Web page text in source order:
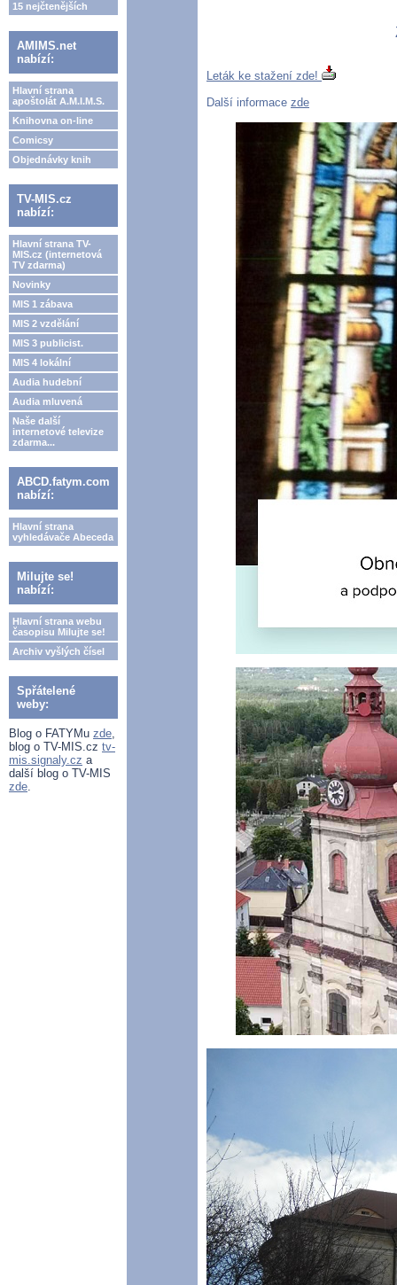
15 nejčtenějších
AMIMS.net
nabízí:
Hlavní strana
apoštolát A.M.I.M.S.
Knihovna on-line
Comicsy
Objednávky knih
TV-MIS.cz
nabízí:
Hlavní strana TV-
MIS.cz (internetová
TV zdarma)
Novinky
MIS 1 zábava
MIS 2 vzdělání
MIS 3 publicist.
MIS 4 lokální
Audia hudební
Audia mluvená
Naše další
internetové televize
zdarma...
ABCD.fatym.com
nabízí:
Hlavní strana
vyhledávače Abeceda
Milujte se!
nabízí:
Hlavní strana webu
časopisu Milujte se!
Archiv vyšlých čísel
Spřátelené
weby:
Blog o FATYMu zde,
blog o TV-MIS.cz tv-
mis.signaly.cz a
další blog o TV-MIS
zde.
Leták ke stažení zde!
Další informace zde